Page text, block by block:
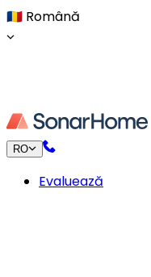
🇷🇴 Română
RO
Evaluează